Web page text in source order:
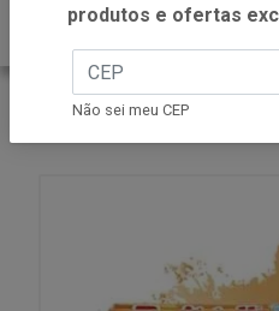
INÍCIO
PERFETTI
produtos e ofertas
Não sei meu CEP